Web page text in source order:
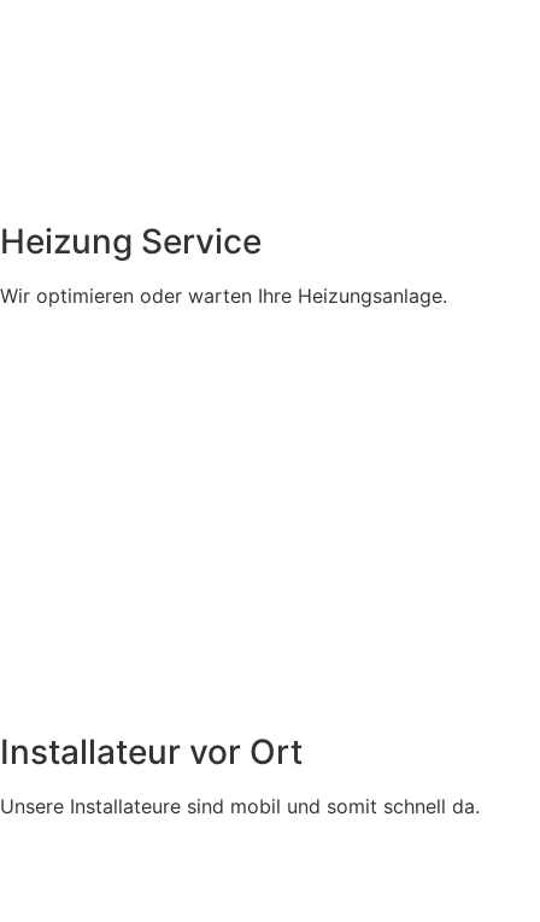
Heizung Service
Wir optimieren oder warten Ihre Heizungsanlage.
Installateur vor Ort
Unsere Installateure sind mobil und somit schnell da.